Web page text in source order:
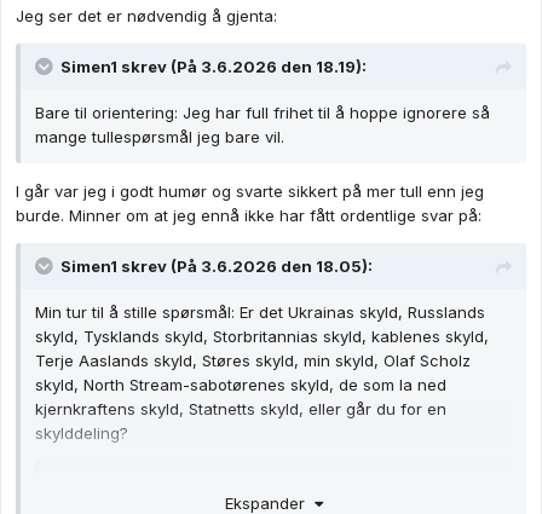
Jeg ser det er nødvendig å gjenta:
Simen1 skrev (På 3.6.2026 den 18.19):
Bare til orientering: Jeg har full frihet til å hoppe ignorere så
mange tullespørsmål jeg bare vil.
I går var jeg i godt humør og svarte sikkert på mer tull enn jeg
burde. Minner om at jeg ennå ikke har fått ordentlige svar på:
Simen1 skrev (På 3.6.2026 den 18.05):
Min tur til å stille spørsmål: Er det Ukrainas skyld, Russlands
skyld, Tysklands skyld, Storbritannias skyld, kablenes skyld,
Terje Aaslands skyld, Støres skyld, min skyld, Olaf Scholz
skyld, North Stream-sabotørenes skyld, de som la ned
kjernkraftens skyld, Statnetts skyld, eller går du for en
skylddeling?
Ekspander